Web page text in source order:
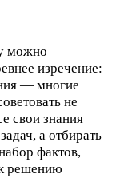
можно
изречение:
— многие
не
свои знания
а отбирать
фактов,
решению